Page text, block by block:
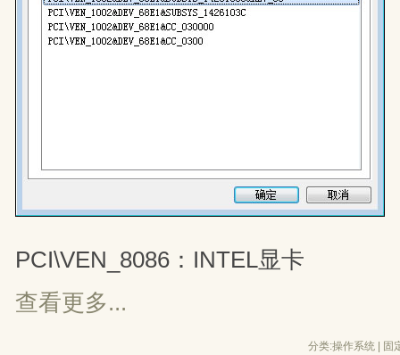
PCI\VEN_8086：INTEL显卡
查看更多...
分类:操作系统 固